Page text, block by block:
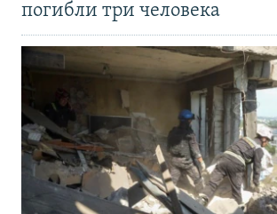
погибли три человека